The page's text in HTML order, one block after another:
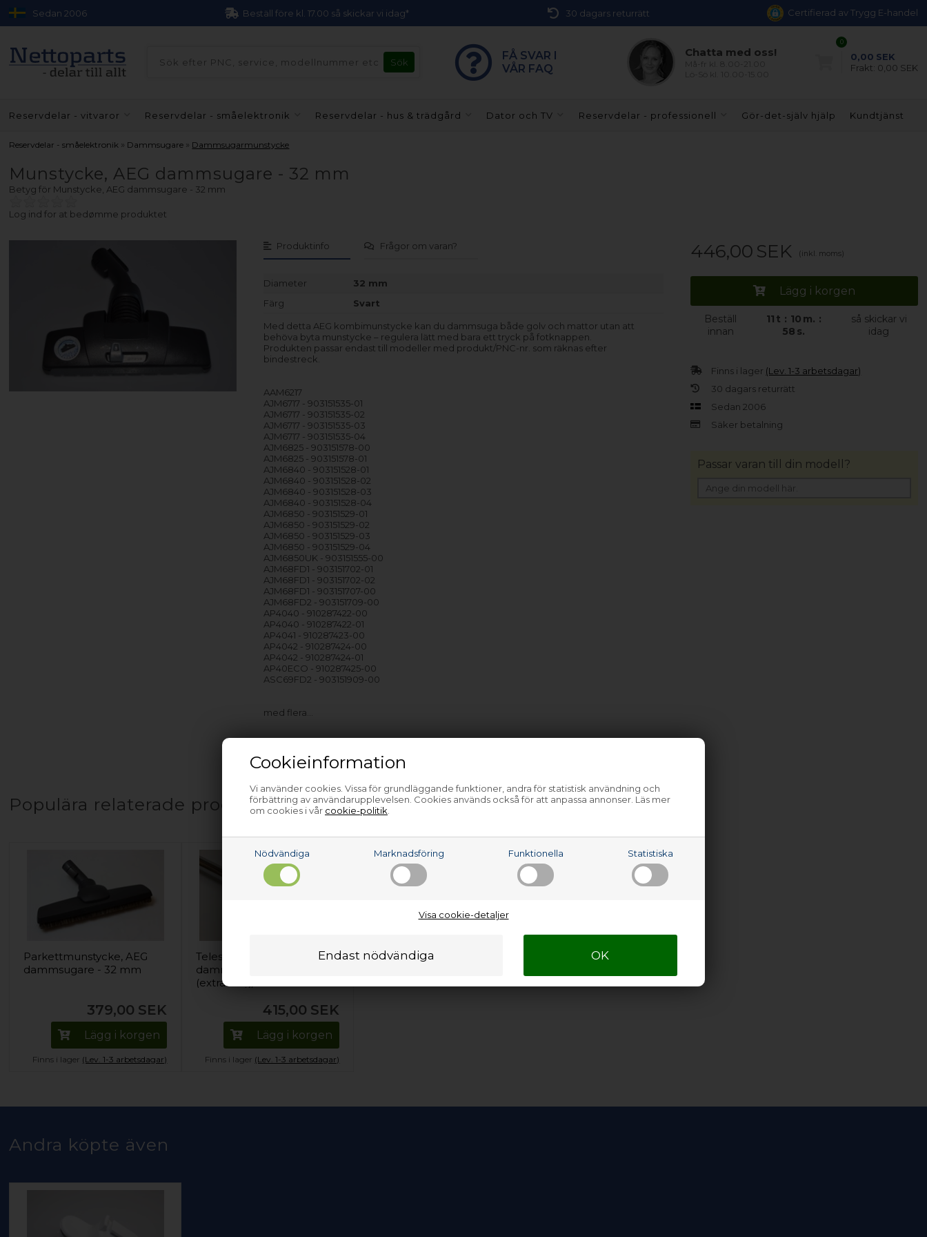
Cookieinformation
Vi använder cookies. Vissa för grundläggande funktioner, andra för statistisk användning och
förbättring av användarupplevelsen. Cookies används också för att anpassa annonser. Läs mer
om cookies i vår cookie-politik
Nödvändiga Marknadsföring Funktionella Statistiska
Visa cookie-detaljer
Sedan 2006 Beställ före kl. 17.00 så skickar vi idag* 30 dagars returrätt Certifierad av Trygg E-handel
FÅ SVAR I
VÅR FAQ
Chatta med oss!
0
0,00 SEK
Frakt: 0,00 SEK
Reservdelar - vitvaror Reservdelar - småelektronik Reservdelar - hus & trädgård Dator och TV Reservdelar - professionell Gör-det-själv hjälp Kundtjänst
Reservdelar - småelektronik » Dammsugare » Dammsugarmunstycke
Munstycke, AEG dammsugare - 32 mm
Betyg för Munstycke, AEG dammsugare - 32 mm
Log ind for at bedømme produktet
Produktinfo Frågor om varan?
Diameter
32 mm
Färg
Svart
Med detta AEG kombimunstycke kan du dammsuga både golv och mattor utan att
behöva byta munstycke – regulera lätt med bara ett tryck på fotknappen.
Produkten passar endast till modeller med produkt/PNC-nr. som räknas efter
bindestreck.
AAM6217
AJM6717 - 903151535-01
AJM6717 - 903151535-02
AJM6717 - 903151535-03
AJM6717 - 903151535-04
AJM6825 - 903151578-00
AJM6825 - 903151578-01
AJM6840 - 903151528-01
AJM6840 - 903151528-02
AJM6840 - 903151528-03
AJM6840 - 903151528-04
AJM6850 - 903151529-01
AJM6850 - 903151529-02
AJM6850 - 903151529-03
AJM6850 - 903151529-04
AJM6850UK - 903151555-00
AJM68FD1 - 903151702-01
AJM68FD1 - 903151702-02
AJM68FD1 - 903151707-00
AJM68FD2 - 903151709-00
AP4040 - 910287422-00
AP4040 - 910287422-01
AP4041 - 910287423-00
AP4042 - 910287424-00
AP4042 - 910287424-01
AP40ECO - 910287425-00
ASC69FD2 - 903151909-00
med flera…
446,00 SEK (inkl. moms)
Lägg i korgen
Beställ
innan
11 t : 10 m. :
58 s.
så skickar vi
idag
Finns i lager (Lev. 1-3 arbetsdagar)
30 dagars returrätt
Sedan 2006
Säker betalning
Passar varan till din modell?
Populära relaterade produkter
Parkettmunstycke, AEG
dammsugare - 32 mm
379,00 SEK
Lägg i korgen
Finns i lager (Lev. 1-3 arbetsdagar)
Teleskoprör, Universal
dammsugare - 35 mm
(extra lång)
415,00 SEK
Lägg i korgen
Finns i lager (Lev. 1-3 arbetsdagar)
Andra köpte även